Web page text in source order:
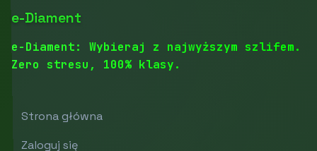
e-Diament
e-Diament: Wybieraj z najwyższym szlifem.
Zero stresu, 100% klasy.
Strona główna
Zaloguj się